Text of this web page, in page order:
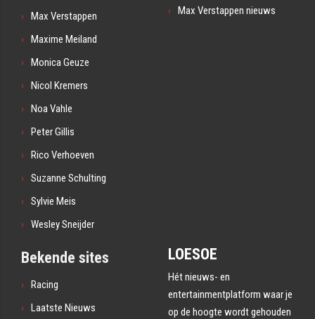
Max Verstappen
Maxime Meiland
Monica Geuze
Nicol Kremers
Noa Vahle
Peter Gillis
Rico Verhoeven
Suzanne Schulting
Sylvie Meis
Wesley Sneijder
Max Verstappen nieuws
Bekende sites
Racing
Laatste Nieuws
LOESOE
Hét nieuws- en
entertainmentplatform waar je
op de hoogte wordt gehouden